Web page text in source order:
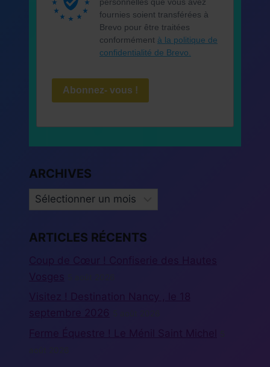
fournies soient transférées à
Brevo pour être traitées
conformément à la politique de
confidentialité de Brevo.
Abonnez- vous !
ARCHIVES
ARCHIVES
ARTICLES RÉCENTS